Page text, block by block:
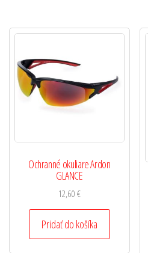
Ochranné okuliare Ardon
GLANCE
12,60€
Pridať do košíka